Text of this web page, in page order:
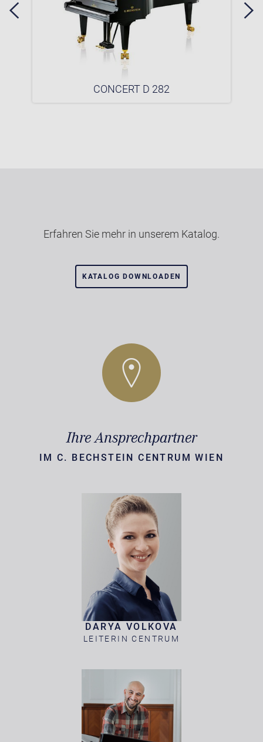
CONCERT D 282
Erfahren Sie mehr in unserem Katalog.
KATALOG DOWNLOADEN
Ihre Ansprechpartner
IM C. BECHSTEIN CENTRUM WIEN
DARYA VOLKOVA
LEITERIN CENTRUM